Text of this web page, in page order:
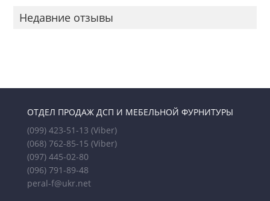
Недавние отзывы
ОТДЕЛ ПРОДАЖ ДСП И МЕБЕЛЬНОЙ ФУРНИТУРЫ
(099) 423-51-13 (Viber)
(068) 762-85-15 (Viber)
(097) 445-02-80
(096) 791-89-48
peral-f@ukr.net